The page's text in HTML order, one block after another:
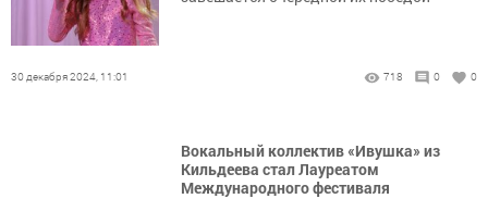
30 декабря 2024, 11:01 718 0 0
Вокальный коллектив «Ивушка» из
Кильдеева стал Лауреатом
Международного фестиваля